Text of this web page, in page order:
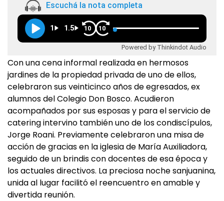
Escuchá la nota completa
1 1.5 10 10
Powered by Thinkindot Audio
Con una cena informal realizada en hermosos
jardines de la propiedad privada de uno de ellos,
celebraron sus veinticinco años de egresados, ex
alumnos del Colegio Don Bosco. Acudieron
acompañados por sus esposas y para el servicio de
catering intervino también uno de los condiscípulos,
Jorge Roani. Previamente celebraron una misa de
acción de gracias en la iglesia de María Auxiliadora,
seguido de un brindis con docentes de esa época y
los actuales directivos. La preciosa noche sanjuanina,
unida al lugar facilitó el reencuentro en amable y
divertida reunión.